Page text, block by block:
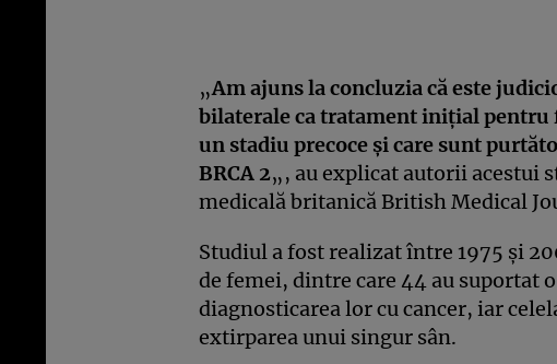
„Am ajuns la concluzia că este
bilaterale ca tratament iniţial
un stadiu precoce şi care sunt
BRCA 2„, au explicat autorii acestui
medicală britanică British Medical
Studiul a fost realizat între 1975 şi
de femei, dintre care 44 au suportat
diagnosticarea lor cu cancer, iar
extirparea unui singur sân.